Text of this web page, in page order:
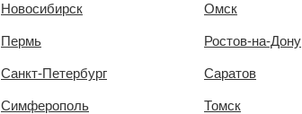
Новосибирск Омск
Пермь Ростов-на-Дону
Санкт-Петербург Саратов
Симферополь Томск